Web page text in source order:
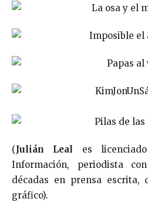
(Julián Leal es
Información, periodista
décadas en prensa escrita,
gráfico).